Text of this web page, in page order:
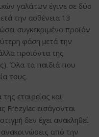
γαλάτων έγινε σε δύο
την ασθένεια 13
συγκεκριμένο προϊόν
φάση μετά την
προϊόντα της
Όλα τα παιδιά που
τους.
εταιρείας και
Frezylac εισάγονται
δεν έχει ανακληθεί
από την